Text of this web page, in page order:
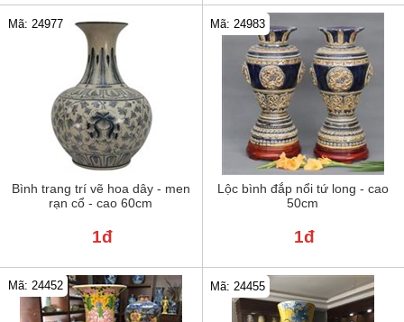
Bình trang trí vẽ hoa dây - men
rạn cổ - cao 60cm
Mã: 24977
1đ
Lộc bình đắp nổi tứ long - cao
50cm
Mã: 24983
1đ
Mã: 24452 Mã: 24455